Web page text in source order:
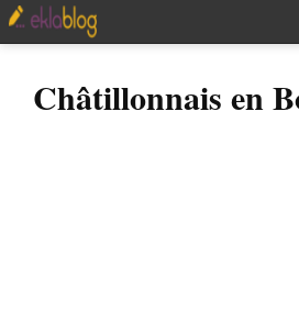
Châtillonnais en